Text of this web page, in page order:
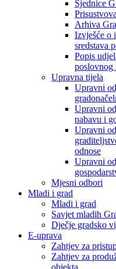
Sjednice
Arhiva
Izvješće o
sredstava
Popis
poslovnog
Upravna tijela
Upravni
Upravni
nabavu i
Upravni
odnose
Upravni
Mjesni odbori
Mladi i grad
Mladi i grad
Savjet mladih
Dječje gradsko
E-uprava
Zahtjev za
Zahtjev za
objekta